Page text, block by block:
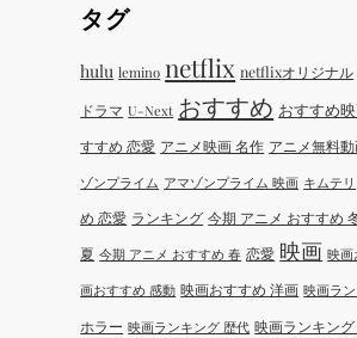
タグ
hulu lemino netflix netflixオリジナル
ドラマ U-Next おすすめ おすすめ
すすめ 恋愛 アニメ映画 名作 アニメ無料
ゾンプライム アマゾンプライム 映画 キムテリ
め 恋愛 ランキング 今期 アニメ おすすめ
夏 今期 アニメ おすすめ 春 恋愛 映画 映画
画おすすめ 感動 映画おすすめ 洋画 映画ラ
ホラー 映画ランキング 歴代 映画ランキン